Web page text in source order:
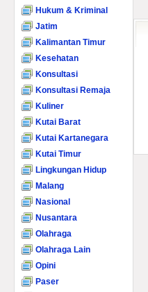
Hukum & Kriminal
Jatim
Kalimantan Timur
Kesehatan
Konsultasi
Konsultasi Remaja
Kuliner
Kutai Barat
Kutai Kartanegara
Kutai Timur
Lingkungan Hidup
Malang
Nasional
Nusantara
Olahraga
Olahraga Lain
Opini
Paser